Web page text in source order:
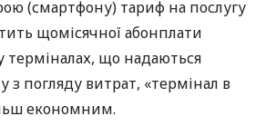
(смартфону) тариф на послугу
щомісячної абонплати
терміналах, що надаються
погляду витрат, «термінал в
економним.